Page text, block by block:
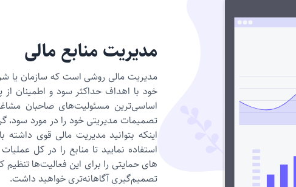
مدیریت منابع مالی
مدیریت مالی روشی است که سازمان يا
خود با اهداف حداکثر سود و اطمینان از
اساسی‌ترین مسئولیت‌های صاحبان
تصمیمات مدیریتی خود را در مورد
اینکه بتوانید مدیریت مالی قوی داشته
استفاده نمایید تا منابع را در کل
های حمایتی را برای این فعالیت‌ها تنظیم
تصمیم‌گیری آگاهانه‌‌تری خواهید داشت.